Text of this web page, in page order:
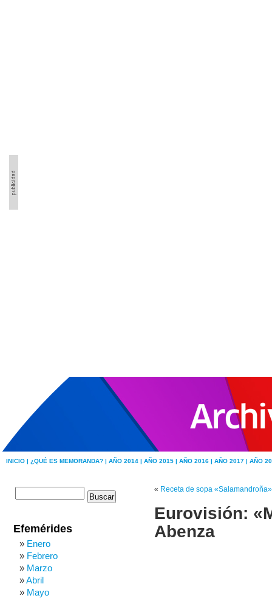
INICIO | ¿QUÉ ES MEMORANDA? | AÑO 2014 | AÑO 2015 | AÑO 2016 | AÑO 2017 | AÑO
« Receta de sopa
Eurovisión:
Abenza
Efemérides
Enero
Febrero
Marzo
Abril
Mayo